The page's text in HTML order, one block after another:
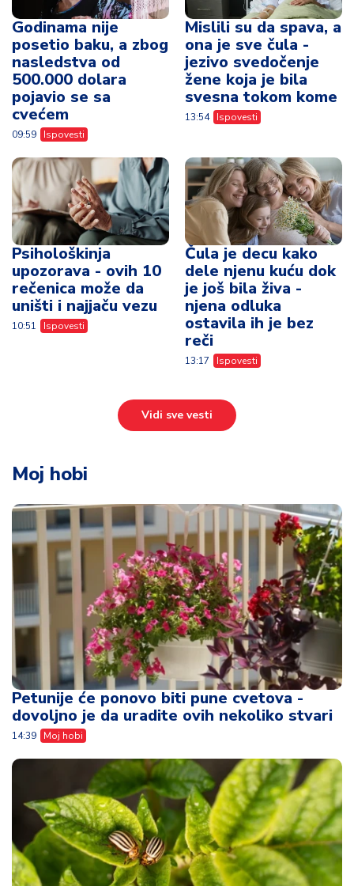
Godinama nije
posetio baku, a zbog
nasledstva od
500.000 dolara
pojavio se sa
cvećem
09:59 Ispovesti
Mislili su da spava, a
ona je sve čula -
jezivo svedočenje
žene koja je bila
svesna tokom kome
13:54 Ispovesti
Psihološkinja
upozorava - ovih 10
rečenica može da
uništi i najjaču vezu
10:51 Ispovesti
Čula je decu kako
dele njenu kuću dok
je još bila živa -
njena odluka
ostavila ih je bez
reči
13:17 Ispovesti
Vidi sve vesti
Moj hobi
Petunije će ponovo biti pune cvetova -
dovoljno je da uradite ovih nekoliko stvari
14:39 Moj hobi